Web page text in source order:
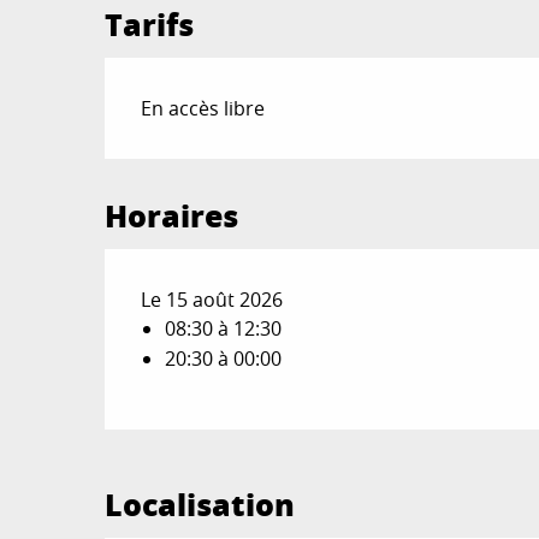
Tarifs
En accès libre
Horaires
Le 15 août 2026
08:30 à 12:30
20:30 à 00:00
Localisation